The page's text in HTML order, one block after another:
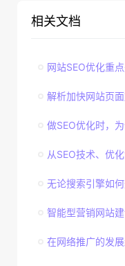
相关文档
网站SEO优化重
解析加快网站页
做SEO优化时，
从SEO技术、优
无论搜索引擎如
智能型营销网站
在网络推广的发